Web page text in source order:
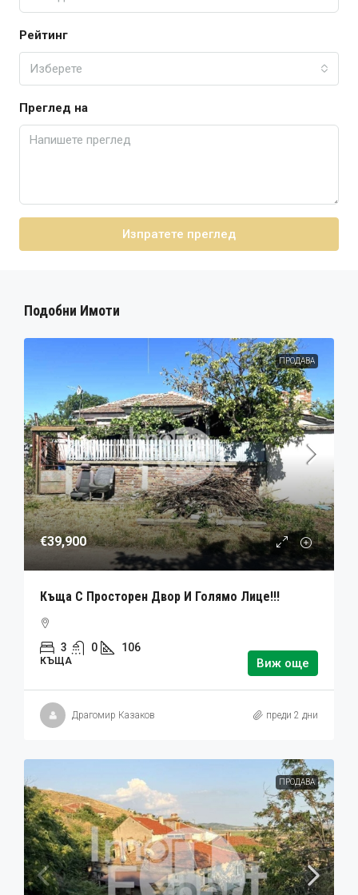
Рейтинг
Изберете
Преглед на
Изпратете преглед
Подобни Имоти
ПРОДАВА
€39,900
Къща С Просторен Двор И Голямо Лице!!!
3 0 106
КЪЩА Виж още
Драгомир Казаков преди 2 дни
ПРОДАВА